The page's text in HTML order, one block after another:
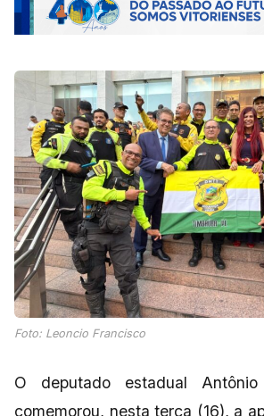
Foto: Leoncio Francisco
O deputado estadual
comemorou, nesta terça (16), a